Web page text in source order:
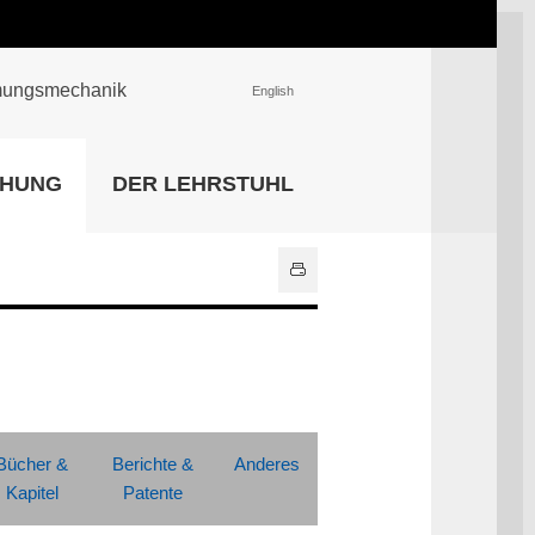
Universitätsbibliothek
English
DER LEHRSTUHL
&
Kapitel
Berichte &
Patente
Anderes